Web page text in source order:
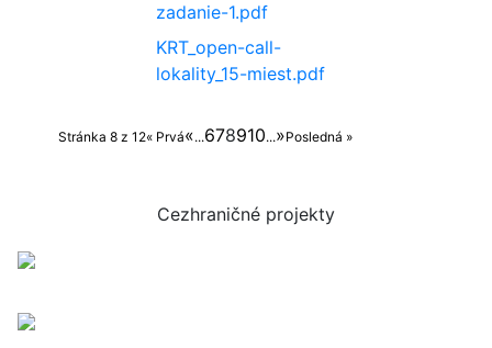
zadanie-1.pdf
KRT_open-call-
lokality_15-miest.pdf
Stránka 8 z 12« Prvá«...678910...»Posledná »
Cezhraničné projekty